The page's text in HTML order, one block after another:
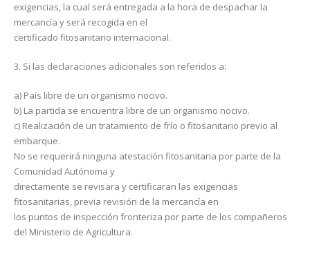
exigencias, la cual será entregada a la hora de despachar la
mercancía y será recogida en el
certificado fitosanitario internacional.
3. Si las declaraciones adicionales son referidos a:
a) País libre de un organismo nocivo.
b) La partida se encuentra libre de un organismo nocivo.
c) Realización de un tratamiento de frío o fitosanitario previo al
embarque.
No se requerirá ninguna atestación fitosanitaria por parte de la
Comunidad Autónoma y
directamente se revisara y certificaran las exigencias
fitosanitarias, previa revisión de la mercancía en
los puntos de inspección fronteriza por parte de los compañeros
del Ministerio de Agricultura.